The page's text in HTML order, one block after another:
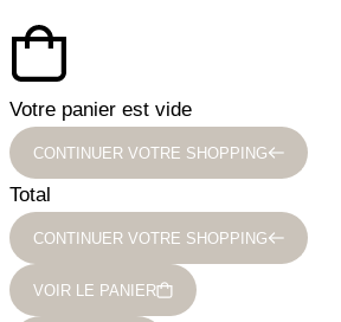
Votre panier est vide
CONTINUER VOTRE SHOPPING
Total
CONTINUER VOTRE SHOPPING
VOIR LE PANIER